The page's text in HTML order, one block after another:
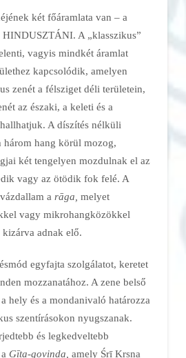
két főáramlata van – a
A „klasszikus”
vagyis mindkét áramlat
kapcsolódik, amelyen
zenét a félsziget déli területein,
az északi, a keleti és a
A díszítés nélküli
három hang körül mozog,
két tengelyen mozdulnak el az
vagy az ötödik fok felé. A
a rāga, melyet
vagy mikrohangközökkel
adnak elő.
egyfajta szolgálatot, keretet
mozzanatához. A zene belső
hely és a mondanivaló határozza
szentírásokon nyugszanak.
és legkedveltebb
Gīta-govinda, amely Śrī Kṛṣṇa